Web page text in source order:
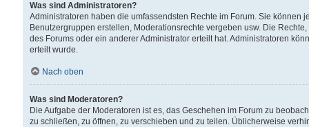
Was sind Administratoren?
Administratoren haben die umfassendsten Rechte im Forum. Sie können
Benutzergruppen erstellen, Moderationsrechte vergeben usw. Die
des Forums oder ein anderer Administrator erteilt hat. Administratoren
erteilt wurde.
Nach oben
Was sind Moderatoren?
Die Aufgabe der Moderatoren ist es, das Geschehen im Forum zu
zu schließen, zu öffnen, zu verschieben und zu teilen. Üblicherweise